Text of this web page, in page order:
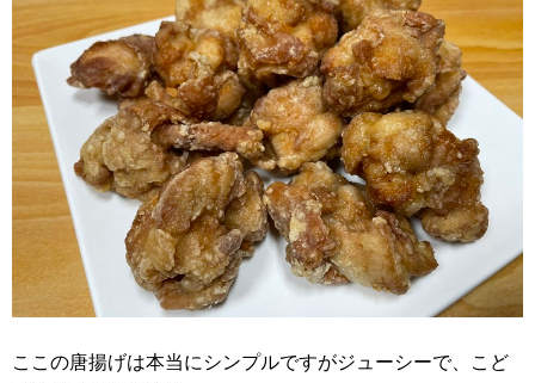
ここの唐揚げは本当にシンプルですがジューシーで、こど